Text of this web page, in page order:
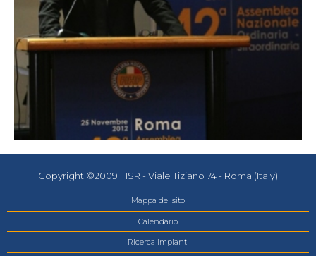
Copyright ©2009 FISR - Viale Tiziano 74 - Roma (Italy)
Mappa del sito
Calendario
Ricerca Impianti